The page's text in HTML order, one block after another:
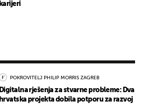
karijeri
POKROVITELJ PHILIP MORRIS ZAGREB
Digitalna rješenja za stvarne probleme: Dva
hrvatska projekta dobila potporu za razvoj